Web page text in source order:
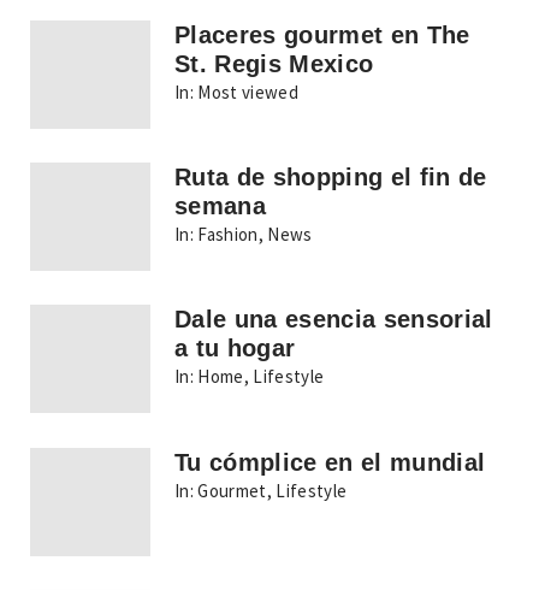
Placeres gourmet en The
St. Regis Mexico
In: Most viewed
Ruta de shopping el fin de
semana
In: Fashion, News
Dale una esencia sensorial
a tu hogar
In: Home, Lifestyle
Tu cómplice en el mundial
In: Gourmet, Lifestyle